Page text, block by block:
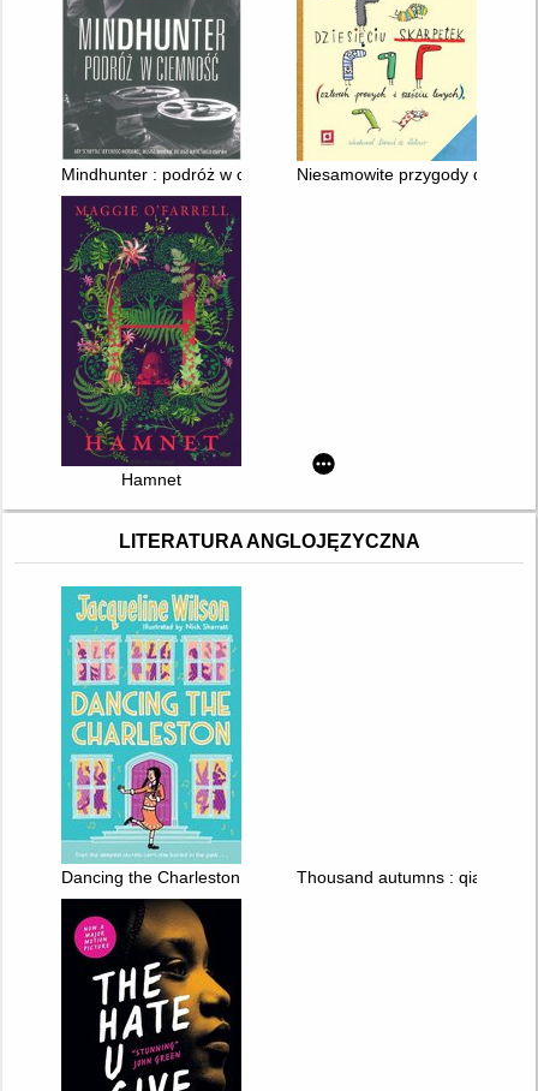
Mindhunter : podróż w ciemnośćNiesamowite przygody
Hamnet
LITERATURA ANGLOJĘZYCZNA
Dancing the Charleston Thousand autumns : qian qiu.